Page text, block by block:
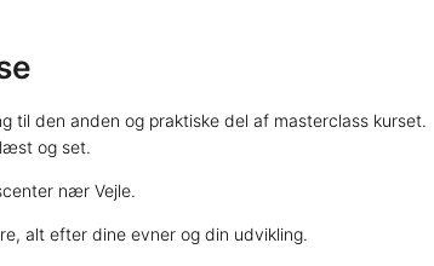
til den anden og praktiske del af masterclass kurset.
og set.
nær Vejle.
alt efter dine evner og din udvikling.